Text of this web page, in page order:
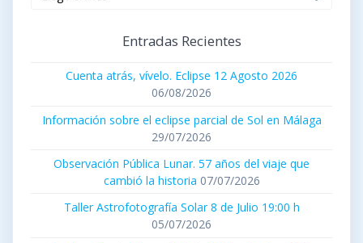
Entradas Recientes
Cuenta atrás, vívelo. Eclipse 12 Agosto 2026
06/08/2026
Información sobre el eclipse parcial de Sol en Málaga
29/07/2026
Observación Pública Lunar. 57 años del viaje que
cambió la historia 07/07/2026
Taller Astrofotografía Solar 8 de Julio 19:00 h
05/07/2026